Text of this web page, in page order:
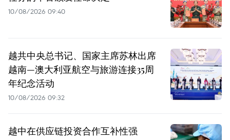
10/08/2026 09:40
越共中央总书记、国家主席苏林出席
越南—澳大利亚航空与旅游连接35周
年纪念活动
10/08/2026 09:32
越中在供应链投资合作互补性强